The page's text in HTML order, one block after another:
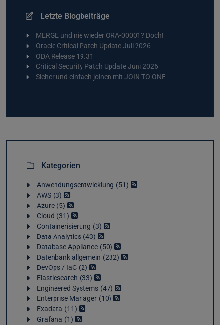
Letzte Blogbeiträge
MERGE und nie wieder ORA-00001? Doch!
Oracle Critical Patch Update Juli 2026
ODA Release 19.31
Critical Security Patch Update Juni 2026
Sicher und einfach joinen mit JOIN TO ONE
Kategorien
Anwendungsentwicklung 51
AWS 3
Azure 5
Cloud
31
Containerisierung 3
Data Analytics 43
Database Appliance 50
Datenbank allgemein 232
DevOps / IaC 2
Elasticsearch 33
Engineered Systems 47
Enterprise Manager 10
Exadata 11
Grafana 1